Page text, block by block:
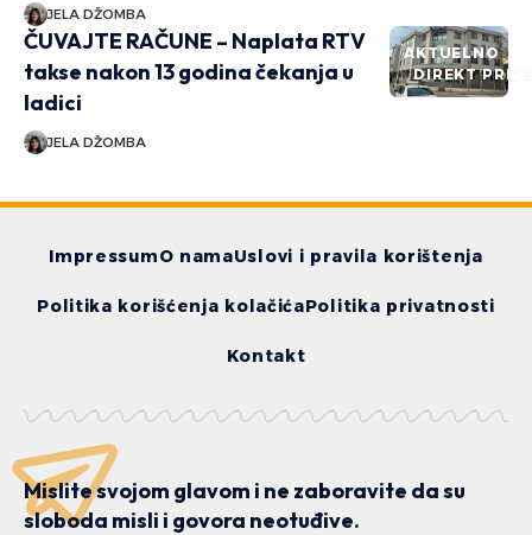
JELA DŽOMBA
AKTUELNO
DIREKT PRIČE
ČUVAJTE RAČUNE – Naplata RTV
takse nakon 13 godina čekanja u
ladici
JELA DŽOMBA
ImpressumO namaUslovi i pravila korištenja
Politika korišćenja kolačićaPolitika privatnosti
Kontakt
Mislite svojom glavom i ne zaboravite da su
sloboda misli i govora neotuđive.